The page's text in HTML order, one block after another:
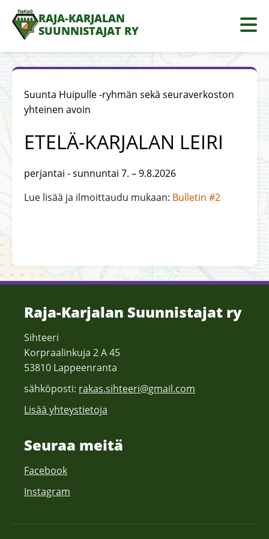
RAJA-KARJALAN
SUUNNISTAJAT RY
Suunta Huipulle -ryhmän sekä seuraverkoston
yhteinen avoin
ETELÄ-KARJALAN LEIRI
perjantai - sunnuntai 7. – 9.8.2026
Lue lisää ja ilmoittaudu mukaan: Bulletin #2
Raja-Karjalan Suunnistajat ry
Sihteeri
Korpraalinkuja 2 A 45
53810 Lappeenranta
sähköposti: rakas.sihteeri@gmail.com
Lisää yhteystietoja
Seuraa meitä
Facebook
Instagram